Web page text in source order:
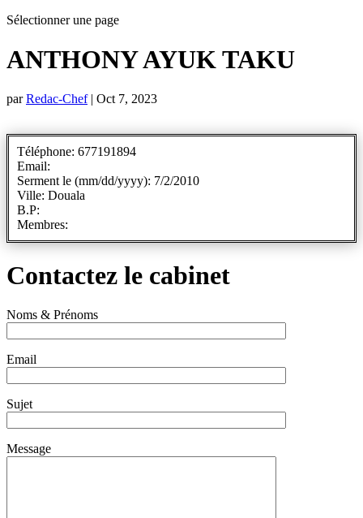
Sélectionner une page
ANTHONY AYUK TAKU
parRedac-Chef| Oct 7, 2023
Téléphone: 677191894
Email:
Serment le (mm/dd/yyyy): 7/2/2010
Ville: Douala
B.P:
Membres:
Contactez le cabinet
Noms & Prénoms
Email
Sujet
Message